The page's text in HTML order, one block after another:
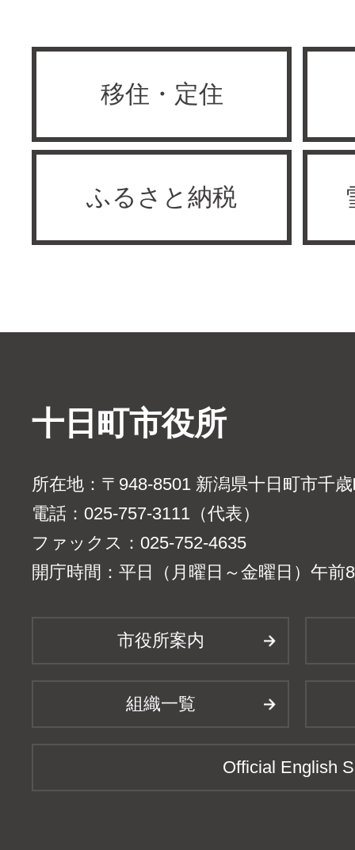
移住・定住
ふるさと納税
十日町市役所
所在地：〒948-8501 新潟県十日町市千
電話：025-757-3111（代表）
ファックス：025-752-4635
開庁時間：平日（月曜日～金曜日）午前
市役所案内
組織一覧
Official English